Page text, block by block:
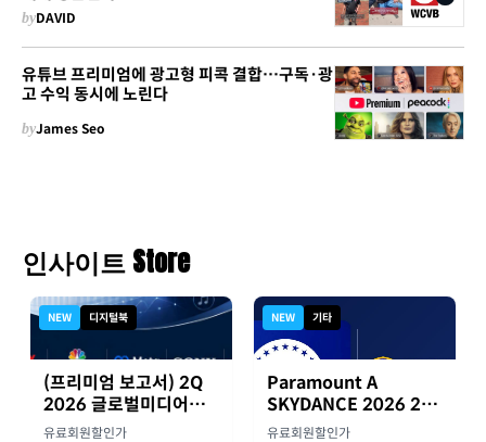
byDAVID
유튜브 프리미엄에 광고형 피콕 결합…구독·광
고 수익 동시에 노린다
byJames Seo
인사이트 Store
NEW 디지털북
(프리미엄 보고서) 2Q
2026 글로벌미디어기
업 실적 종합 보고서
유료회원할인가
NEW 기타
Paramount A
SKYDANCE 2026 2분
기 실적
유료회원할인가